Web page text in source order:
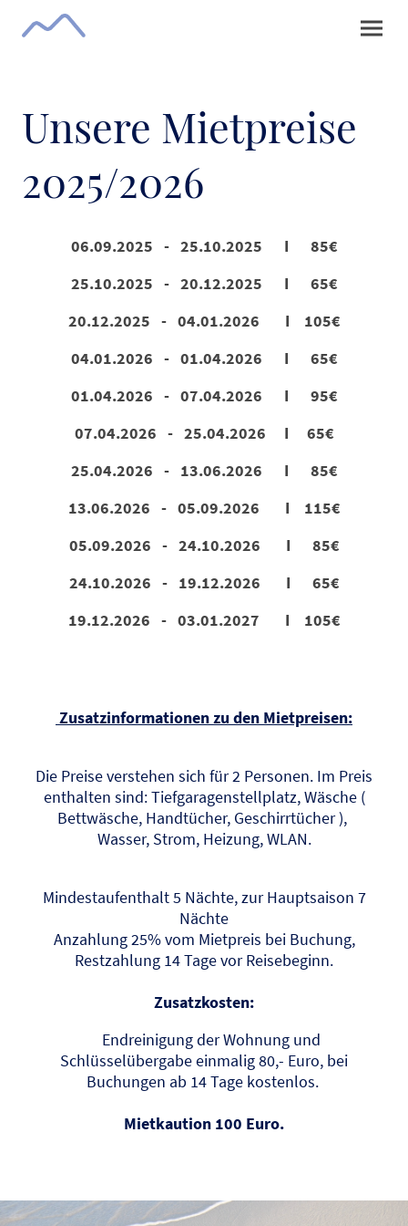
Unsere Mietpreise
2025/2026
06.09.2025 - 25.10.2025 I 85€
25.10.2025 - 20.12.2025 I 65€
20.12.2025 - 04.01.2026 I 105€
04.01.2026 - 01.04.2026 I 65€
01.04.2026 - 07.04.2026 I 95€
07.04.2026 - 25.04.2026 I 65€
25.04.2026 - 13.06.2026 I 85€
13.06.2026 - 05.09.2026 I 115€
05.09.2026 - 24.10.2026 I 85€
24.10.2026 - 19.12.2026 I 65€
19.12.2026 - 03.01.2027 I 105€
Zusatzinformationen zu den Mietpreisen:
Die Preise verstehen sich für 2 Personen. Im Preis
enthalten sind: Tiefgaragenstellplatz, Wäsche (
Bettwäsche, Handtücher, Geschirrtücher ),
Wasser, Strom, Heizung, WLAN.
Mindestaufenthalt 5 Nächte, zur Hauptsaison 7
Nächte
Anzahlung 25% vom Mietpreis bei Buchung,
Restzahlung 14 Tage vor Reisebeginn.
Zusatzkosten:
Endreinigung der Wohnung und
Schlüsselübergabe einmalig 80,- Euro, bei
Buchungen ab 14 Tage kostenlos.
Mietkaution 100 Euro.